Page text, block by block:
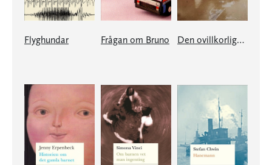
Flyghundar Frågan om Bruno Den ovillkorliga kapitulationens museum